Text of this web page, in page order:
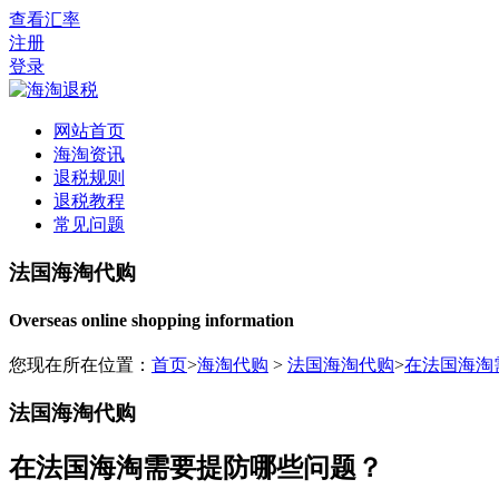
查看汇率
注册
登录
网站首页
海淘资讯
退税规则
退税教程
常见问题
法国海淘代购
Overseas online shopping information
您现在所在位置： 首页>海淘代购 > 法国海淘代购>在法国海淘
法国海淘代购
在法国海淘需要提防哪些问题？